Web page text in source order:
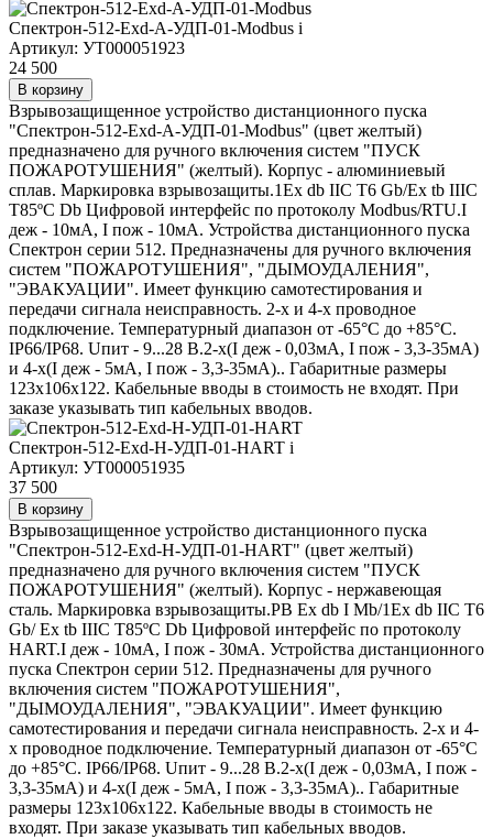
Спектрон-512-Exd-А-УДП-01-Modbus i
Артикул: УТ000051923
24 500
В корзину
Взрывозащищенное устройство дистанционного пуска
"Спектрон-512-Exd-А-УДП-01-Modbus" (цвет желтый)
предназначено для ручного включения систем "ПУСК
ПОЖАРОТУШЕНИЯ" (желтый). Корпус - алюминиевый
сплав. Маркировка взрывозащиты.1Ex db IIC T6 Gb/Ex tb IIIC
T85ºC Db Цифровой интерфейс по протоколу Modbus/RTU.I
деж - 10мА, I пож - 10мА. Устройства дистанционного пуска
Спектрон серии 512. Предназначены для ручного включения
систем "ПОЖАРОТУШЕНИЯ", "ДЫМОУДАЛЕНИЯ",
"ЭВАКУАЦИИ". Имеет функцию самотестирования и
передачи сигнала неисправность. 2-х и 4-х проводное
подключение. Температурный диапазон от -65°C до +85°C.
IP66/IP68. Uпит - 9...28 В.2-х(I деж - 0,03мА, I пож - 3,3-35мА)
и 4-х(I деж - 5мА, I пож - 3,3-35мА).. Габаритные размеры
123х106х122. Кабельные вводы в стоимость не входят. При
заказе указывать тип кабельных вводов.
Спектрон-512-Exd-Н-УДП-01-HART i
Артикул: УТ000051935
37 500
В корзину
Взрывозащищенное устройство дистанционного пуска
"Спектрон-512-Exd-Н-УДП-01-HART" (цвет желтый)
предназначено для ручного включения систем "ПУСК
ПОЖАРОТУШЕНИЯ" (желтый). Корпус - нержавеющая
сталь. Маркировка взрывозащиты.РВ Ex db I Mb/1Ex db IIC T6
Gb/ Ex tb IIIC T85ºC Db Цифровой интерфейс по протоколу
HART.I деж - 10мА, I пож - 30мА. Устройства дистанционного
пуска Спектрон серии 512. Предназначены для ручного
включения систем "ПОЖАРОТУШЕНИЯ",
"ДЫМОУДАЛЕНИЯ", "ЭВАКУАЦИИ". Имеет функцию
самотестирования и передачи сигнала неисправность. 2-х и 4-
х проводное подключение. Температурный диапазон от -65°C
до +85°C. IP66/IP68. Uпит - 9...28 В.2-х(I деж - 0,03мА, I пож -
3,3-35мА) и 4-х(I деж - 5мА, I пож - 3,3-35мА).. Габаритные
размеры 123х106х122. Кабельные вводы в стоимость не
входят. При заказе указывать тип кабельных вводов.